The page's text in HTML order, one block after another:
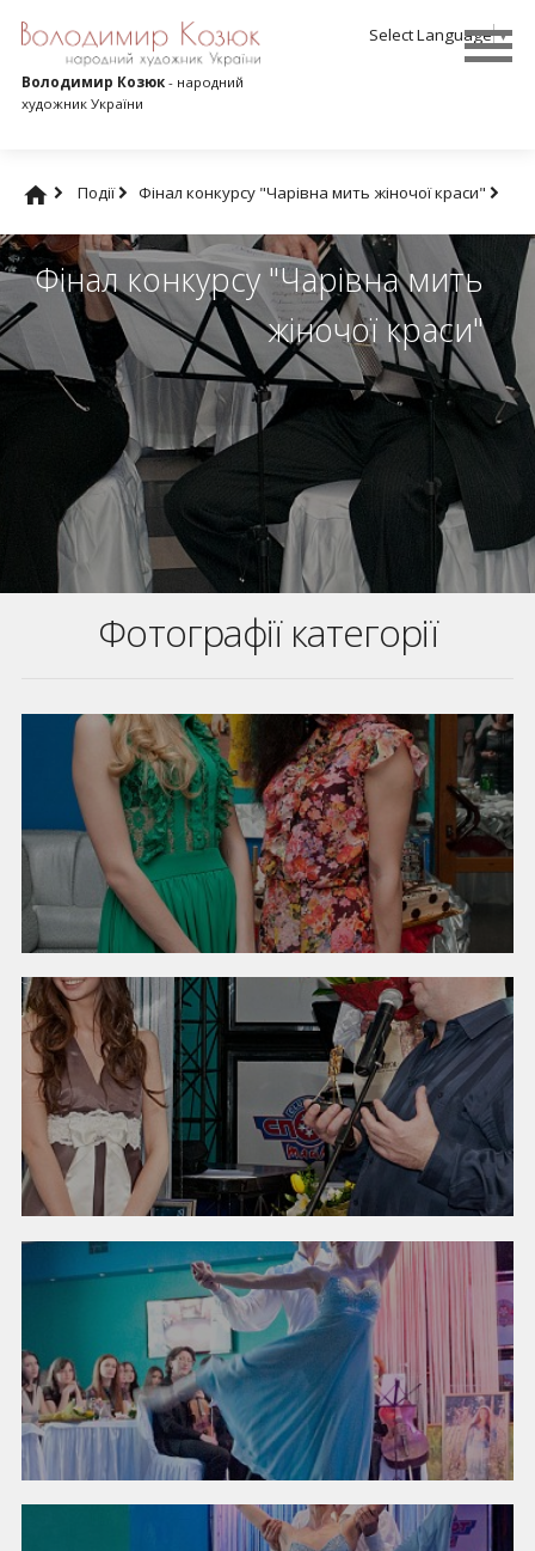
Select Language▼
Володимир Козюк- народний
художник України
Події Фінал конкурсу "Чарівна мить жіночої краси"
Фінал конкурсу "Чарівна мить
жіночої краси"
Фотографії категорії